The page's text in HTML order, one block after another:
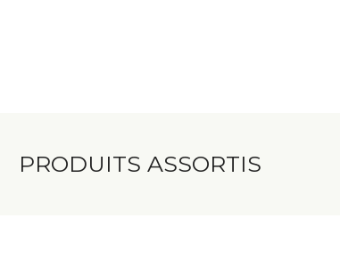
PRODUITS ASSORTIS